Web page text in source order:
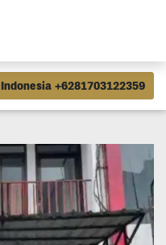
Indonesia +6281703122359